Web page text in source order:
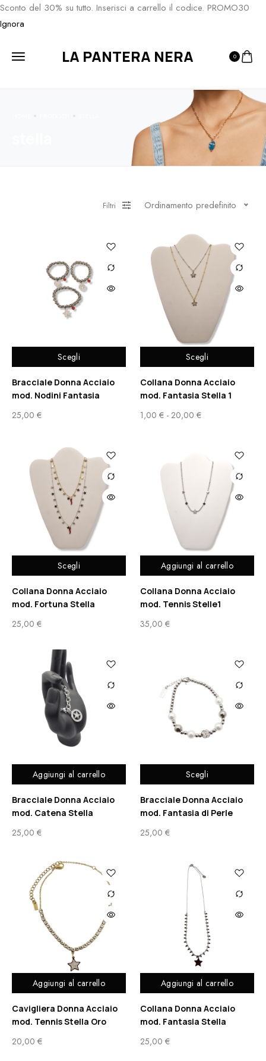
Sconto del 30% su tutto. Inserisci a carrello il codice. PROMO30
Ignora
LA PANTERA NERA 0
Filtri Ordinamento predefinito
Scegli
Bracciale Donna Acciaio
mod. Nodini Fantasia
25,00 €
Scegli
Collana Donna Acciaio
mod. Fantasia Stella 1
1,00 € - 20,00 €
Scegli
Collana Donna Acciaio
mod. Fortuna Stella
25,00 €
Aggiungi al carrello
Collana Donna Acciaio
mod. Tennis Stelle1
35,00 €
Aggiungi al carrello
Bracciale Donna Acciaio
mod. Catena Stella
25,00 €
Scegli
Bracciale Donna Acciaio
mod. Fantasia di Perle
25,00 €
Aggiungi al carrello
Cavigliera Donna Acciaio
mod. Tennis Stella Oro
20,00 €
Aggiungi al carrello
Collana Donna Acciaio
mod. Fantasia Stella
25,00 €